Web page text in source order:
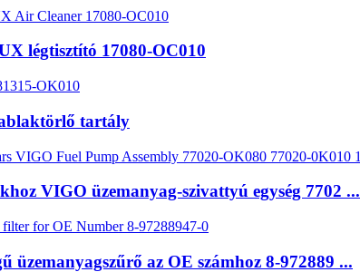
légtisztító 17080-OC010
tartály
VIGO üzemanyag-szivattyú egység 7702 ...
üzemanyagszűrő az OE számhoz 8-972889 ...